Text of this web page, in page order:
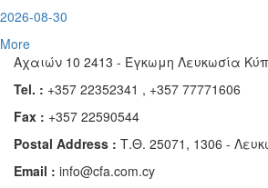
2026-08-30
More
Αχαιών 10 2413 - Έγκωμη Λευκωσία
Tel. : +357 22352341 , +357 77771606
Fax : +357 22590544
Postal Address : Τ.Θ. 25071, 1306 -
Email : info@cfa.com.cy